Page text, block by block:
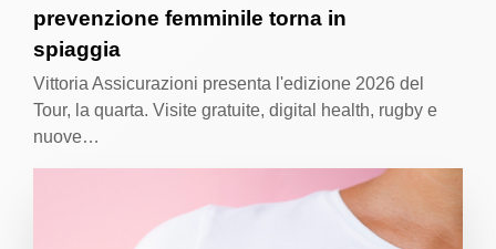
prevenzione femminile torna in
spiaggia
Vittoria Assicurazioni presenta l'edizione 2026 del
Tour, la quarta. Visite gratuite, digital health, rugby e
nuove…